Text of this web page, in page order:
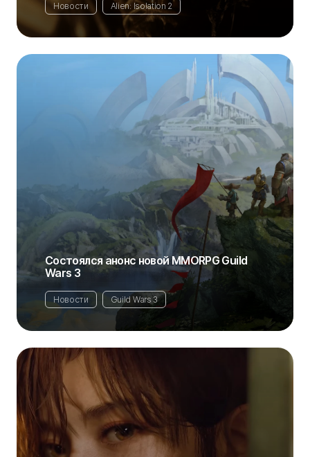
Новости Alien: Isolation 2
Состоялся анонс новой MMORPG Guild
Wars 3
Новости Guild Wars 3